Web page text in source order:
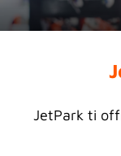
JetPark ti